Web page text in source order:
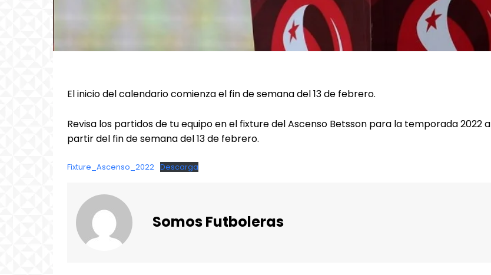
El inicio del calendario comienza el fin de semana del 13 de febrero.
Revisa los partidos de tu equipo en el fixture del Ascenso Betsson para la temporada 2022 a
partir del fin de semana del 13 de febrero.
Fixture_Ascenso_2022 Descarga
Somos Futboleras